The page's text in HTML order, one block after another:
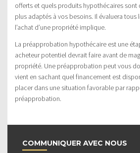
offerts et quels produits hypothécaires sont
plus adaptés à vos besoins. Il évaluera tous
l’achat d’une propriété implique.
La préapprobation hypothécaire est une
acheteur potentiel devrait faire avant de
propriété. Une préapprobation peut vous
vient en sachant quel financement est
placer dans une situation favorable par
préapprobation.
COMMUNIQUER AVEC NOUS